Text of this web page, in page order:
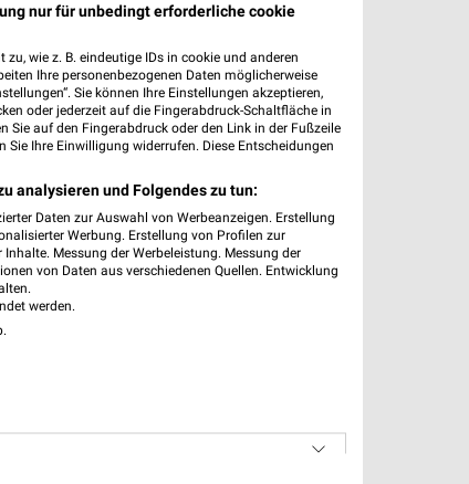
nur für unbedingt erforderliche cookie
wie z. B. eindeutige IDs in cookie und anderen
Ihre personenbezogenen Daten möglicherweise
Sie können Ihre Einstellungen akzeptieren,
oder jederzeit auf die Fingerabdruck-Schaltfläche in
Sie auf den Fingerabdruck oder den Link in der Fußzeile
Sie Ihre Einwilligung widerrufen. Diese Entscheidungen
analysieren und Folgendes zu tun:
Daten zur Auswahl von Werbeanzeigen. Erstellung
Werbung. Erstellung von Profilen zur
Messung der Werbeleistung. Messung der
von Daten aus verschiedenen Quellen. Entwicklung
werden.